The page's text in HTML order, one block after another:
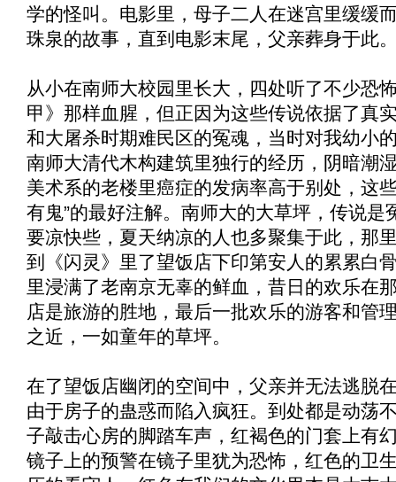
学的怪叫。电影里，母子二人在迷宫里缓缓
珠泉的故事，直到电影末尾，父亲葬身于此
从小在南师大校园里长大，四处听了不少恐
甲 》那样血腥，但正因为这些传说依据了真
和大屠杀时期难民区的冤魂，当时对我幼小
南师大清代木构建筑里独行的经历，阴暗潮
美术系的老楼里癌症的发病率高于别处，这
有鬼”的最好注解。南师大的大草坪，传说
要凉快些，夏天纳凉的人也多聚集于此，那
到《闪灵 》里了望饭店下印第安人的累累白
里浸满了老南京无辜的鲜血，昔日的欢乐在
店是旅游的胜地，最后一批欢乐的游客和管
之近，一如童年的草坪。
在了望饭店幽闭的空间中，父亲并无法逃脱
由于房子的蛊惑而陷入疯狂。到处都是动荡
子敲击心房的脚踏车声，红褐色的门套上有
镜子上的预警在镜子里犹为恐怖，红色的卫